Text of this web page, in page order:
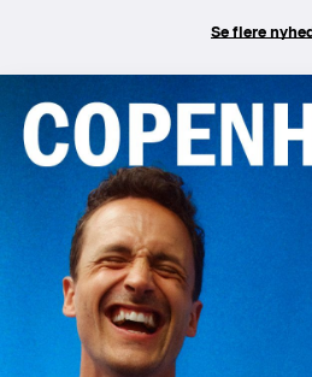
Se flere